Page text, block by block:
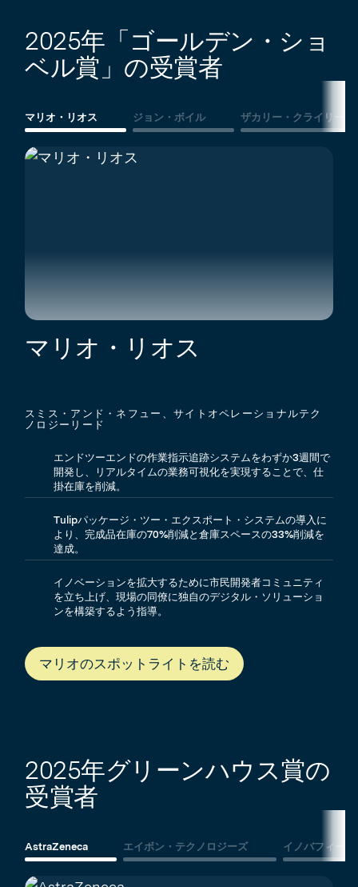
2025年「ゴールデン・ショ
ベル賞」の受賞者
マリオ・リオス ジョン・ボイル ザカリー・クライリー
マリオ・リオス
スミス・アンド・ネフュー、サイトオペレーショナルテク
ノロジーリード
エンドツーエンドの作業指示追跡システムをわずか3週間で
開発し、リアルタイムの業務可視化を実現することで、仕
掛在庫を削減。
Tulipパッケージ・ツー・エクスポート・システムの導入に
より、完成品在庫の70%削減と倉庫スペースの33%削減を
達成。
イノベーションを拡大するために市民開発者コミュニティ
を立ち上げ、現場の同僚に独自のデジタル・ソリューショ
ンを構築するよう指導。
マリオのスポットライトを読む
2025年グリーンハウス賞の
受賞者
AstraZeneca エイボン・テクノロジーズ イノバフィード